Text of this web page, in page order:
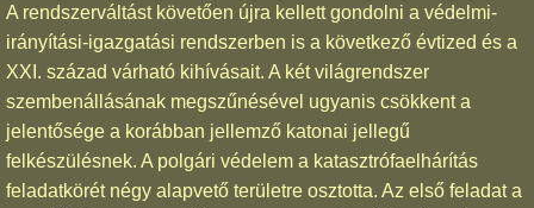
A rendszerváltást követően újra kellett gondolni a védelmi-
irányítási-igazgatási rendszerben is a következő évtized és a
XXI. század várható kihívásait. A két világrendszer
szembenállásának megszűnésével ugyanis csökkent a
jelentősége a korábban jellemző katonai jellegű
felkészülésnek. A polgári védelem a katasztrófaelhárítás
feladatkörét négy alapvető területre osztotta. Az első feladat a